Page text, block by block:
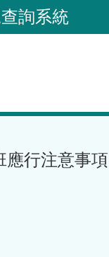
詢系統
應行注意事項